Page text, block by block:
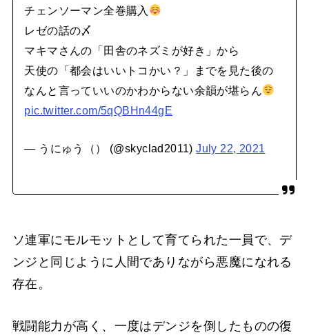
チェンソーマン全巻購入
レゼの話の〆
マキマさんの「田舎のネズミが好き」から
天使の「都会はいいトコかい？」までを見た後の
なんと言っていいのかわからない余韻が堪らん
pic.twitter.com/5qQBHn44gE
— うにゅう（） (@skyclad2011)July 22, 2021
ソ連軍にモルモットとして育てられた一員で、デ
ンジと同じように人間でありながら悪魔になれる
存在。
戦闘能力が高く、一度はデンジを倒したものの復